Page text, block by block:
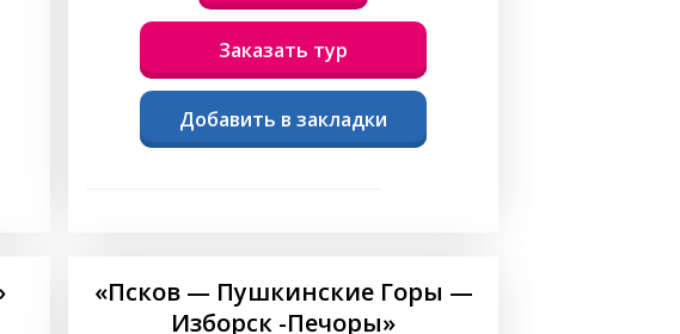
Заказать тур
Добавить в закладки
«Псков — Пушкинские Горы —
Изборск -Печоры»